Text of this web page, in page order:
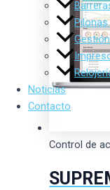
Noticias
Contacto
Control de